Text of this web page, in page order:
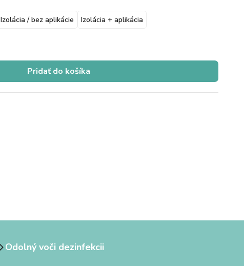
Izolácia / bez aplikácie Izolácia + aplikácia
Pridať do košíka
Odolný voči dezinfekcii